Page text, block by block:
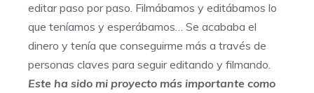
editar paso por paso. Filmábamos y editábamos lo
que teníamos y esperábamos… Se acababa el
dinero y tenía que conseguirme más a través de
personas claves para seguir editando y filmando.
Este ha sido mi proyecto más importante como